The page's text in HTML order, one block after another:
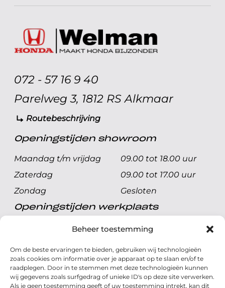
Beheer toestemming
Om de beste ervaringen te bieden, gebruiken wij technologieën
zoals cookies om informatie over je apparaat op te slaan en/of te
raadplegen. Door in te stemmen met deze technologieën kunnen
wij gegevens zoals surfgedrag of unieke ID's op deze site verwerken.
Als je geen toestemming geeft of uw toestemming intrekt, kan dit
072 - 57 16 9 40
Parelweg 3, 1812 RS Alkmaar
Routebeschrijving
Openingstijden showroom
Maandag t/m vrijdag
09.00 tot 18.00 uur
Zaterdag
09.00 tot 17.00 uur
Zondag
Gesloten
Openingstijden werkplaats
Maandag t/m vrijdag
08.00 tot 17.00 uur
Zondag
Gesloten
Volg ons